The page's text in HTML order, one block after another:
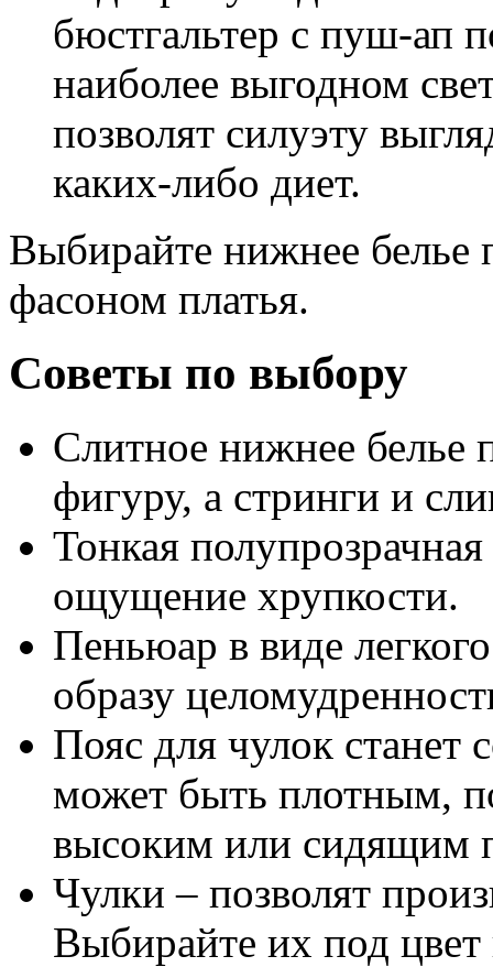
бюстгальтер с пуш-ап
наиболее выгодном
позволят силуэту
каких-либо диет.
Выбирайте нижнее белье
фасоном платья.
Советы по выбору
Слитное нижнее белье
фигуру, а стринги и
Тонкая
ощущение хрупкости.
Пеньюар в виде
образу
Пояс для чулок
может быть плотным,
высоким или сидящим
Чулки – позволят
Выбирайте их под цвет